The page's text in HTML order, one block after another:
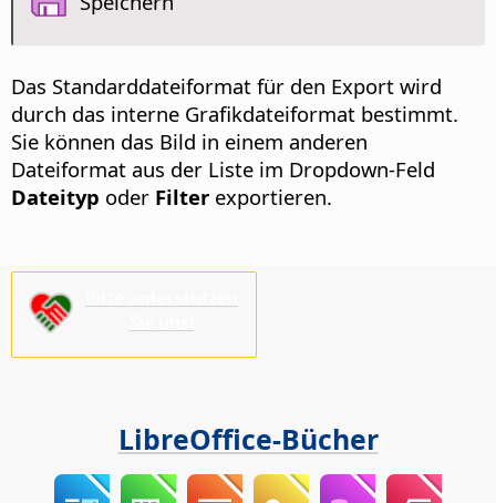
Das Standarddateiformat für den Export wird
durch das interne Grafikdateiformat bestimmt.
Sie können das Bild in einem anderen
Dateiformat aus der Liste im Dropdown-Feld
Dateityp oder Filter exportieren.
LibreOffice-Bücher